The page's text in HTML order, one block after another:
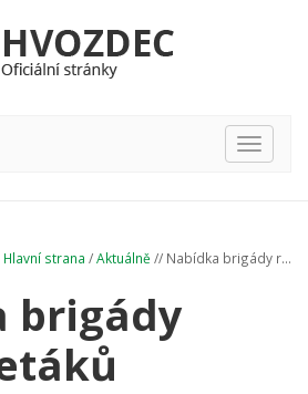
Hlavní
nabídka
Hlavní strana /Aktuálně // Nabídka brigády r...
brigády